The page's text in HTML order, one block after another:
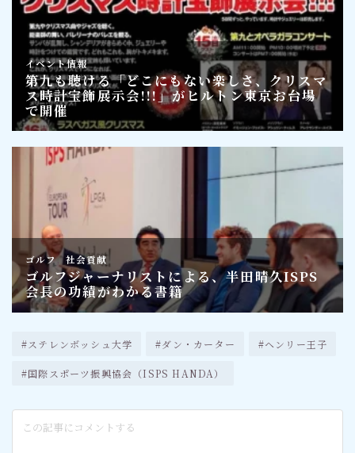
#ステレンボッシュ大学 #ダン・カーター #ヘンリー王子
#国際スポーツ振興協会（ISPS HANDA）